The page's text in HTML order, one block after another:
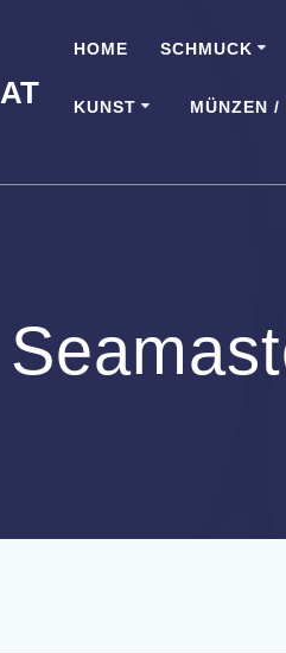
HOME SCHMUCK
KUNST MÜNZEN /